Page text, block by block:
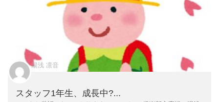
湯浅 凛音
スタッフ1年生、成長中?...